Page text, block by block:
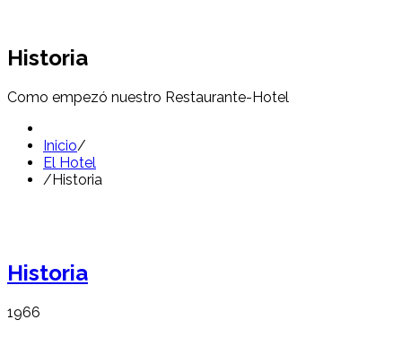
Historia
Como empezó nuestro Restaurante-Hotel
Inicio/
El Hotel
/Historia
Historia
1966